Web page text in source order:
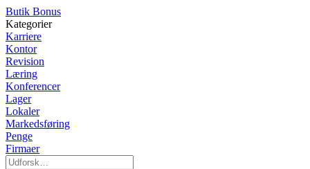
Butik Bonus
Kategorier
Karriere
Kontor
Revision
Læring
Konferencer
Lager
Lokaler
Markedsføring
Penge
Firmaer